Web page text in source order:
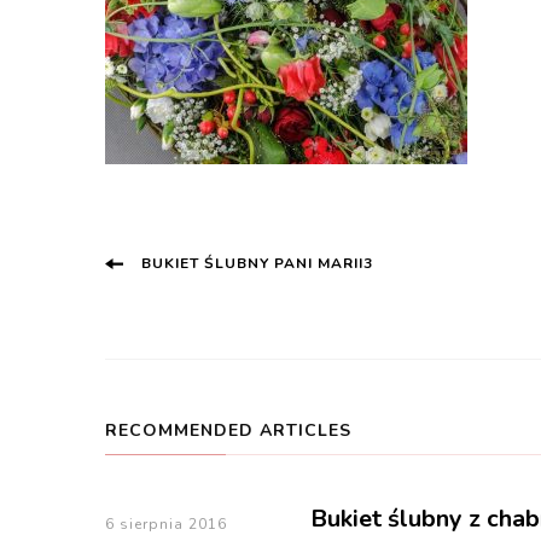
Post
BUKIET ŚLUBNY PANI MARII3
RECOMMENDED ARTICLES
6 sierpnia 2016 Bukiet ślubny z